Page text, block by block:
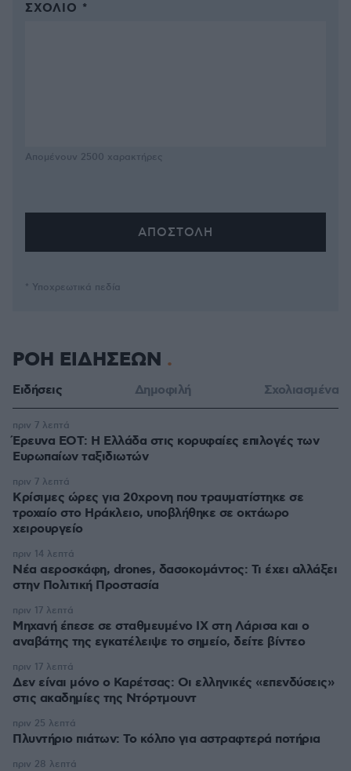
ΣΧΌΛΙΟ *
Απομένουν 2500 χαρακτήρες
* Υποχρεωτικά πεδία
ΡΟΗ ΕΙΔΗΣΕΩΝ
Ειδήσεις Δημοφιλή Σχολιασμένα
Έρευνα ΕΟΤ: Η Ελλάδα στις κορυφαίες επιλογές των
Ευρωπαίων ταξιδιωτών
πριν 7 λεπτά
Κρίσιμες ώρες για 20χρονη που τραυματίστηκε σε
τροχαίο στο Ηράκλειο, υποβλήθηκε σε οκτάωρο
χειρουργείο
πριν 7 λεπτά
Νέα αεροσκάφη, drones, δασοκομάντος: Τι έχει αλλάξει
στην Πολιτική Προστασία
πριν 14 λεπτά
Μηχανή έπεσε σε σταθμευμένο ΙΧ στη Λάρισα και ο
αναβάτης της εγκατέλειψε το σημείο, δείτε βίντεο
πριν 17 λεπτά
Δεν είναι μόνο ο Καρέτσας: Οι ελληνικές «επενδύσεις»
στις ακαδημίες της Ντόρτμουντ
πριν 17 λεπτά
Πλυντήριο πιάτων: Το κόλπο για αστραφτερά ποτήρια
πριν 25 λεπτά
πριν 28 λεπτά